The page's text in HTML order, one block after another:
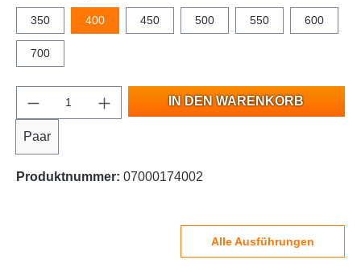
350 400 450 500 550 600
700
Paar
IN DEN WARENKORB
Produktnummer: 07000174002
Alle Ausführungen